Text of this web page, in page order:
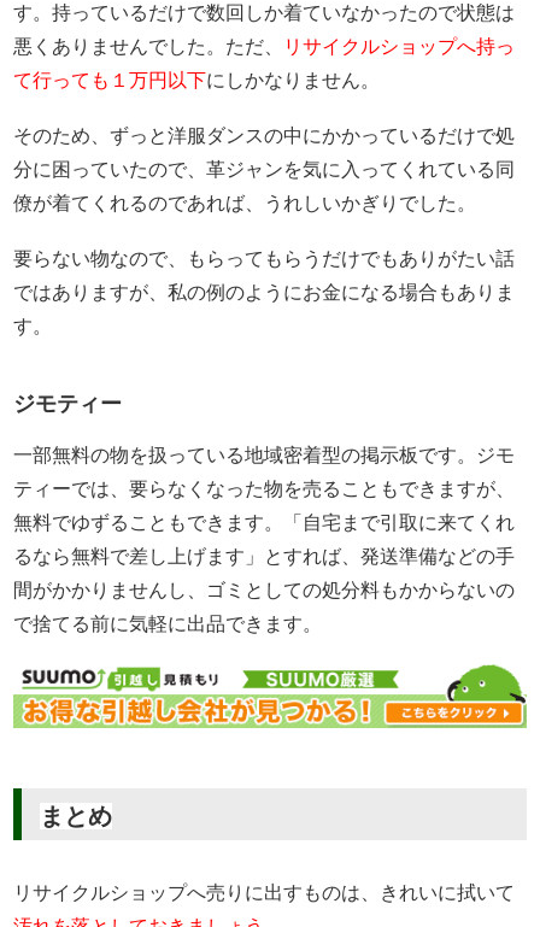
す。持っているだけで数回しか着ていなかったので状態は
悪くありませんでした。ただ、
リサイクルショップへ持っ
て行っても１万円以下にしかなりません。
そのため、ずっと洋服ダンスの中にかかっているだけで処
分に困っていたので、革ジャンを気に入ってくれている同
僚が着てくれるのであれば、うれしいかぎりでした。
要らない物なので、もらってもらうだけでもありがたい話
ではありますが、私の例のようにお金になる場合もありま
す。
ジモティー
一部無料の物を扱っている地域密着型の掲示板です。ジモ
ティーでは、要らなくなった物を売ることもできますが、
無料でゆずることもできます。「自宅まで引取に来てくれ
るなら無料で差し上げます」とすれば、発送準備などの手
間がかかりませんし、ゴミとしての処分料もかからないの
で捨てる前に気軽に出品できます。
まとめ
リサイクルショップへ売りに出すものは、きれいに拭いて